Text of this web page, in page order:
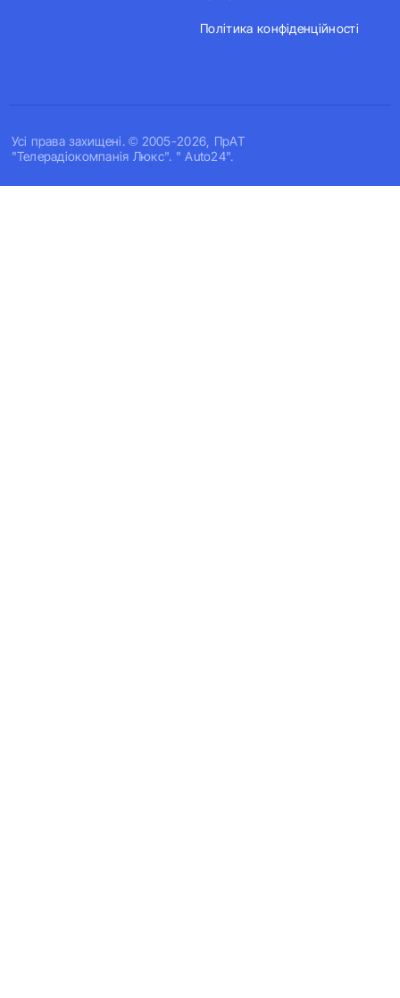
Усi права захищенi. © 2005-2026, ПрАТ
"Телерадіокомпанія Люкс". " Auto24".
Політика конфіденційності